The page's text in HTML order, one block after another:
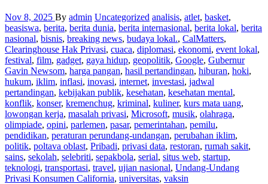
Nov 8, 2025 By admin Uncategorized analisis, atlet, basket,
beasiswa, berita, berita dunia, berita internasional, berita lokal, berita
nasional, bisnis, breaking news, budaya lokal., CalMatters,
Clearinghouse Hak Privasi, cuaca, diplomasi, ekonomi, event lokal,
festival, film, gadget, gaya hidup, geopolitik, Google, Gubernur
Gavin Newsom, harga pangan, hasil pertandingan, hiburan, hoki,
hukum, iklim, inflasi, inovasi, internet, investasi, jadwal
pertandingan, kebijakan publik, kesehatan, kesehatan mental,
konflik, konser, kremenchug, kriminal, kuliner, kurs mata uang,
lowongan kerja, masalah privasi, Microsoft, musik, olahraga,
olimpiade, opini, parlemen, pasar, pemerintahan, pemilu,
pendidikan, peraturan perundang-undangan, perubahan iklim,
politik, poltava oblast, Pribadi, privasi data, restoran, rumah sakit,
sains, sekolah, selebriti, sepakbola, serial, situs web, startup,
teknologi, transportasi, travel, ujian nasional, Undang-Undang
Privasi Konsumen California, universitas, vaksin